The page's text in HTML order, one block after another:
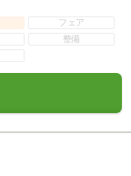
フェア
整備